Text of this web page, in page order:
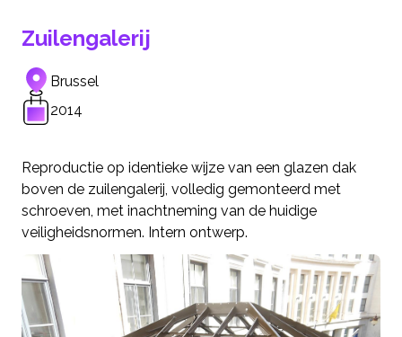
Zuilengalerij
Brussel
2014
Reproductie op identieke wijze van een glazen dak
boven de zuilengalerij, volledig gemonteerd met
schroeven, met inachtneming van de huidige
veiligheidsnormen. Intern ontwerp.